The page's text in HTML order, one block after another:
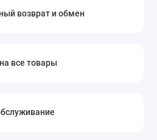
возврат и обмен
все товары